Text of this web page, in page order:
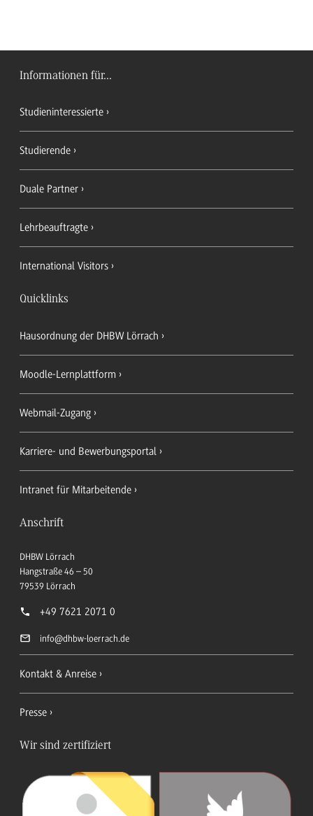
Informationen für...
Studieninteressierte
Studierende
Duale Partner
Lehrbeauftragte
International Visitors
Quicklinks
Hausordnung der DHBW Lörrach
Moodle-Lernplattform
Webmail-Zugang
Karriere- und Bewerbungsportal
Intranet für Mitarbeitende
Anschrift
DHBW Lörrach
Hangstraße 46 – 50
79539 Lörrach
+49 7621 2071 0
info@dhbw-loerrach.de
Kontakt & Anreise
Presse
Wir sind zertifiziert